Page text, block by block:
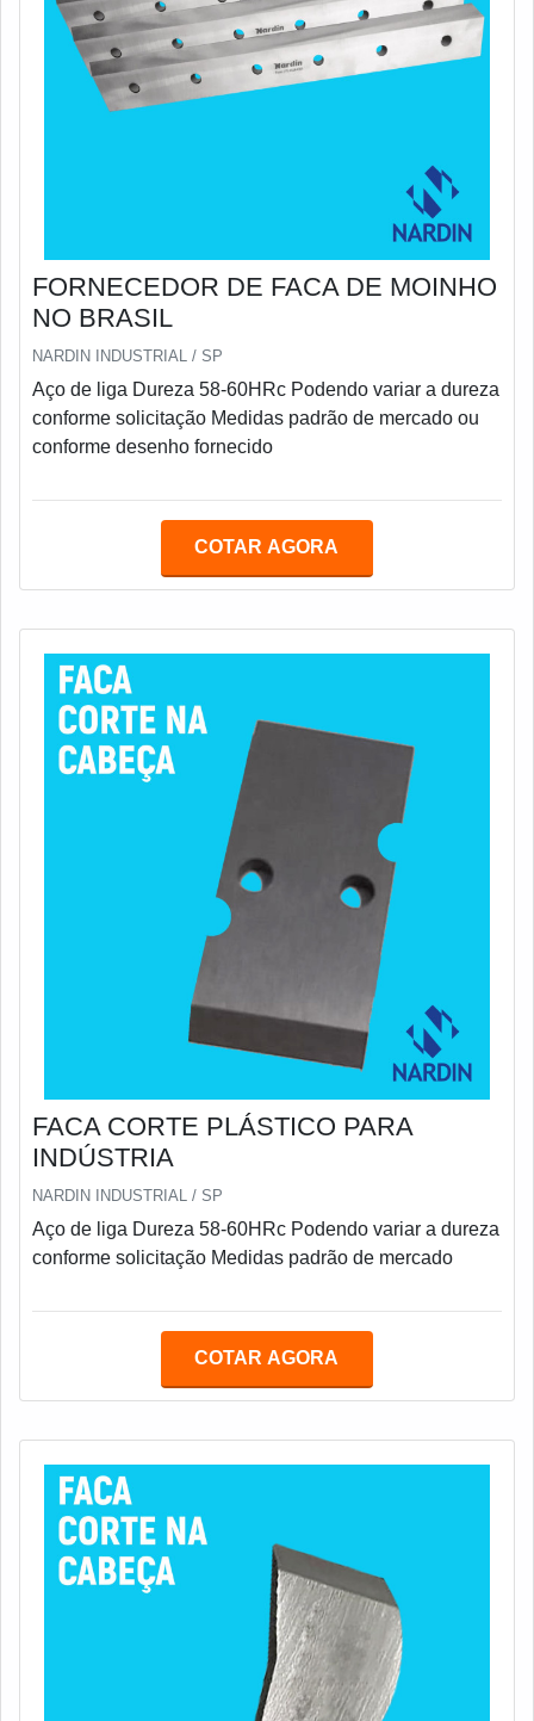
FORNECEDOR DE FACA DE MOINHO
NO BRASIL
NARDIN INDUSTRIAL / SP
Aço de liga Dureza 58-60HRc Podendo variar a dureza
conforme solicitação Medidas padrão de mercado ou
conforme desenho fornecido
COTAR AGORA
FACA CORTE PLÁSTICO PARA
INDÚSTRIA
NARDIN INDUSTRIAL / SP
Aço de liga Dureza 58-60HRc Podendo variar a dureza
conforme solicitação Medidas padrão de mercado
COTAR AGORA